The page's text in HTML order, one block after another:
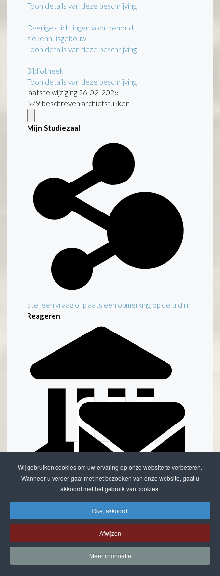
Toon details van deze beschrijving
Overige stichtingen voor behoud
ziekenhuisgebouw
Toon details van deze beschrijving
Bibliotheek
Toon details van deze beschrijving
laatste wijziging 26-02-2026
579 beschreven archiefstukken
Mijn Studiezaal
Stel een vraag of plaats een opmerking op de tijdlijn
Reageren
Stuur een reactie naar Stadsarchief Kampen
Delen
Wij gebruiken cookies om uw ervaring op onze website te verbeteren.
Wanneer u verder gaat met het bezoeken van onze website, gaat u
akkoord met het gebruik van cookies.
Oke, akkoord.
Afwijzen
Meer informatie